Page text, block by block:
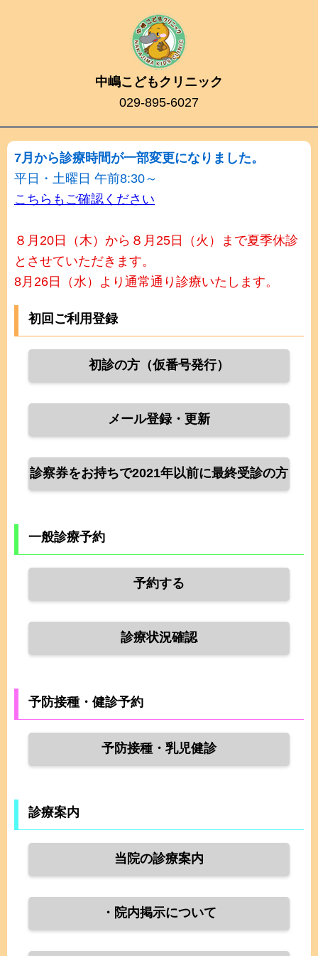
中嶋こどもクリニック
029-895-6027
7月から診療時間が一部変更になりました。
平日・土曜日 午前8:30～
こちらもご確認ください
８月20日（木）から８月25日（火）まで夏季休診
とさせていただきます。
8月26日（水）より通常通り診療いたします。
初回ご利用登録
初診の方（仮番号発行）
メール登録・更新
診察券をお持ちで2021年以前に最終受診の方
一般診療予約
予約する
診療状況確認
予防接種・健診予約
予防接種・乳児健診
診療案内
当院の診療案内
・院内掲示について